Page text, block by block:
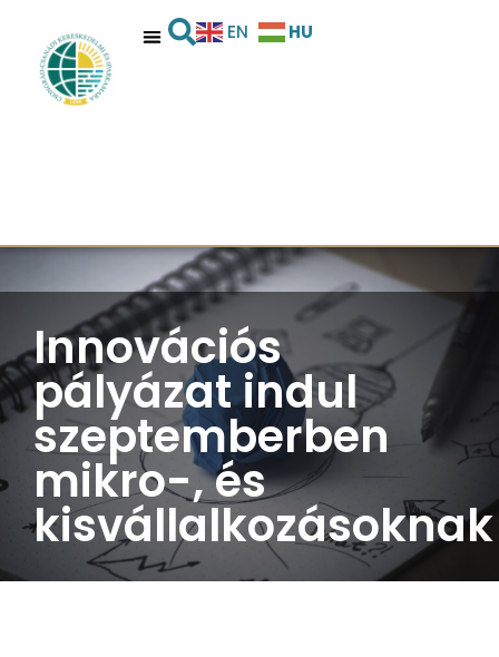
EN HU
Innovációs
pályázat indul
szeptemberben
mikro-, és
kisvállalkozásoknak